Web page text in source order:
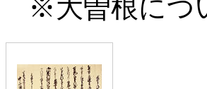
※大曽根につ